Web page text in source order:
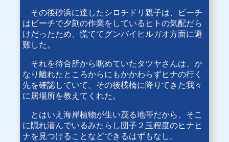
その後砂浜に達したシロチドリ親子は、ビーチ
はビーチで夕刻の作業をしているヒトの気配だら
けだったため、慌ててグンバイヒルガオ方面に避
難した。
それを待合所から眺めていたタツヤさんは、か
なり離れたところからにもかかわらずヒナの行く
先を確認していて、その後桟橋に降りてきた我々
に居場所を教えてくれた。
とはいえ海岸植物が生い茂る地帯だから、そこ
に隠れ潜んでいるみたらし団子２玉程度のヒナヒ
ナを見つけることなどできるはずもなし。